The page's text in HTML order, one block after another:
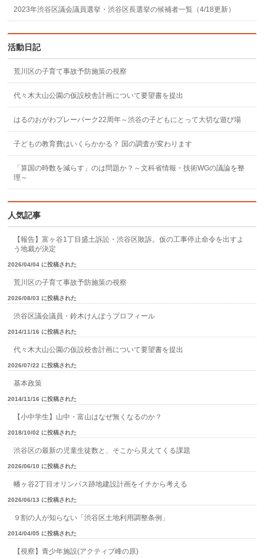
2023年渋谷区議会議員選挙・渋谷区長選挙の候補者一覧（4/18更新）
活動日記
荒川区の子育て事故予防施策の視察
代々木大山公園の仮設校舎計画について要望書を提出
はるのおがわプレーパーク22周年～渋谷の子どもにとって大切な遊び場
子どもの教育費はいくらかかる？ 国の調査が変わります
「算国の時数を減らす」のは問題か？～文科省情報・技術WGの議論を整
理～
人気記事
【報告】富ヶ谷1丁目盛土訴訟・渋谷区敗訴。仮の工事停止命令を出すよ
う地裁が決定
2026/04/04 に投稿された
荒川区の子育て事故予防施策の視察
2026/08/03 に投稿された
渋谷区議会議員・鈴木けんぽうプロフィール
2014/11/16 に投稿された
代々木大山公園の仮設校舎計画について要望書を提出
2026/07/22 に投稿された
基本政策
2014/11/16 に投稿された
【小中学生】山中・富山はなぜ無くなるのか？
2018/10/02 に投稿された
渋谷区の最新の児童生徒数と、そこから見えてくる課題
2026/06/10 に投稿された
幡ヶ谷2丁目オリンパス跡地建設計画をイチから考える
2026/06/13 に投稿された
９割の人が知らない「渋谷区土地利用調整条例」
2014/04/05 に投稿された
【視察】青少年施設(アクティブ峰の原)